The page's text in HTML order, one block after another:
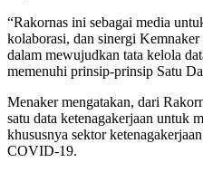
“Rakornas ini sebagai media
kolaborasi, dan sinergi Kemnaker
dalam mewujudkan tata kelola
memenuhi prinsip-prinsip Satu
Menaker mengatakan, dari
satu data ketenagakerjaan untuk
khususnya sektor
COVID-19.